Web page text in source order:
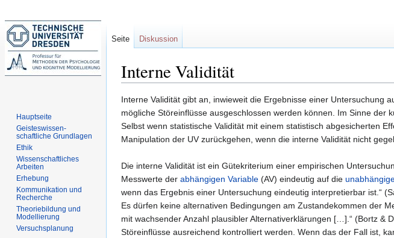
Interne Validität
Zur
Navigation
springen
Zur
Suche
springen
Interne Validität gibt an, inwieweit die Ergebnisse einer Untersuchung
mögliche Störeinflüsse ausgeschlossen werden können. Im Sinne der
Selbst wenn statistische Validität mit einem statistisch abgesicherten
Manipulation der UV zurückgehen, wenn die interne Validität nicht
Die interne Validität ist ein Gütekriterium einer empirischen
Messwerte der abhängigen Variable (AV) eindeutig auf die
wenn das Ergebnis einer Untersuchung eindeutig interpretierbar ist.“
Es dürfen keine alternativen Bedingungen am Zustandekommen der
mit wachsender Anzahl plausibler Alternativerklärungen […].“ (Bortz &
Störeinflüsse ausreichend kontrolliert werden. Wenn das der Fall ist,
Seite Diskussion
Hauptseite
Geisteswissen-
schaftliche Grundlagen
Ethik
Wissenschaftliches
Arbeiten
Erhebung
Kommunikation und
Recherche
Theoriebildung und
Modellierung
Versuchsplanung